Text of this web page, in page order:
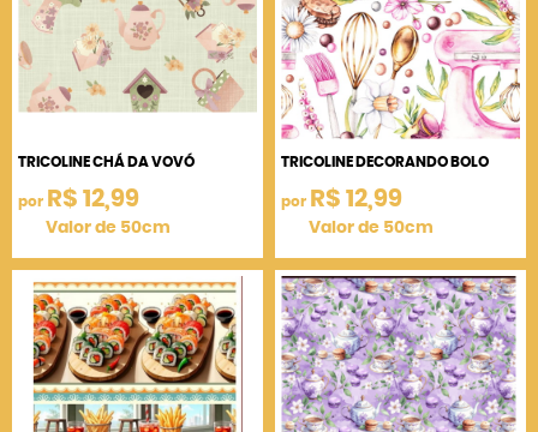
TRICOLINE CHÁ DA VOVÓ
por R$ 12,99
Valor de 50cm
TRICOLINE DECORANDO BOLO
por R$ 12,99
Valor de 50cm